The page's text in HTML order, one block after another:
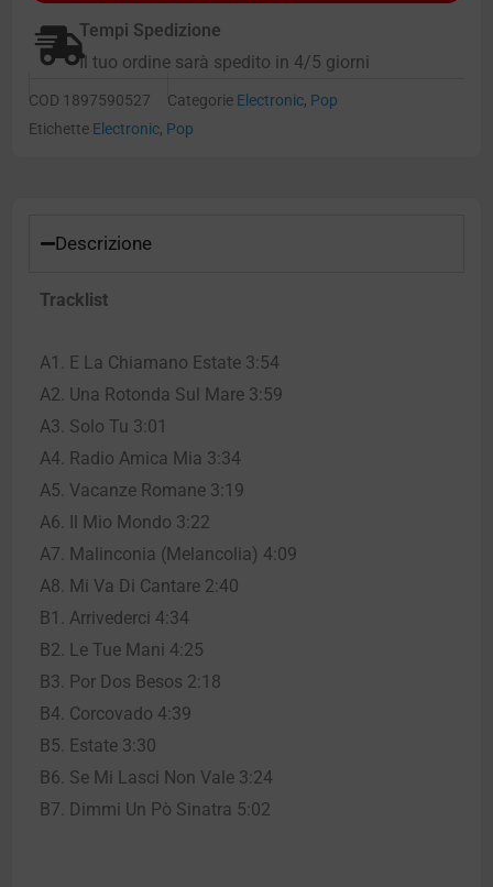
Tempi Spedizione
Il tuo ordine sarà spedito in 4/5 giorni
COD 1897590527 Categorie Electronic, Pop
Etichette Electronic, Pop
Descrizione
Tracklist
A1. E La Chiamano Estate 3:54
A2. Una Rotonda Sul Mare 3:59
A3. Solo Tu 3:01
A4. Radio Amica Mia 3:34
A5. Vacanze Romane 3:19
A6. Il Mio Mondo 3:22
A7. Malinconia (Melancolia) 4:09
A8. Mi Va Di Cantare 2:40
B1. Arrivederci 4:34
B2. Le Tue Mani 4:25
B3. Por Dos Besos 2:18
B4. Corcovado 4:39
B5. Estate 3:30
B6. Se Mi Lasci Non Vale 3:24
B7. Dimmi Un Pò Sinatra 5:02